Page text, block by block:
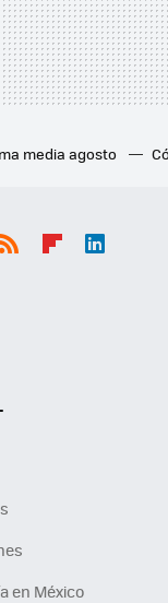
media agosto
en México